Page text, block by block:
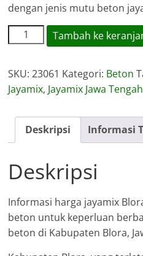
dengan jenis mutu beton
Kuantitas
Harga
Blora
Tambah ke
SKU:23061 Kategori: Beton
Jayamix, Jayamix Jawa Tengah
Deskripsi Informasi
Deskripsi
Informasi harga jayamix
beton untuk keperluan
beton di Kabupaten Blora,